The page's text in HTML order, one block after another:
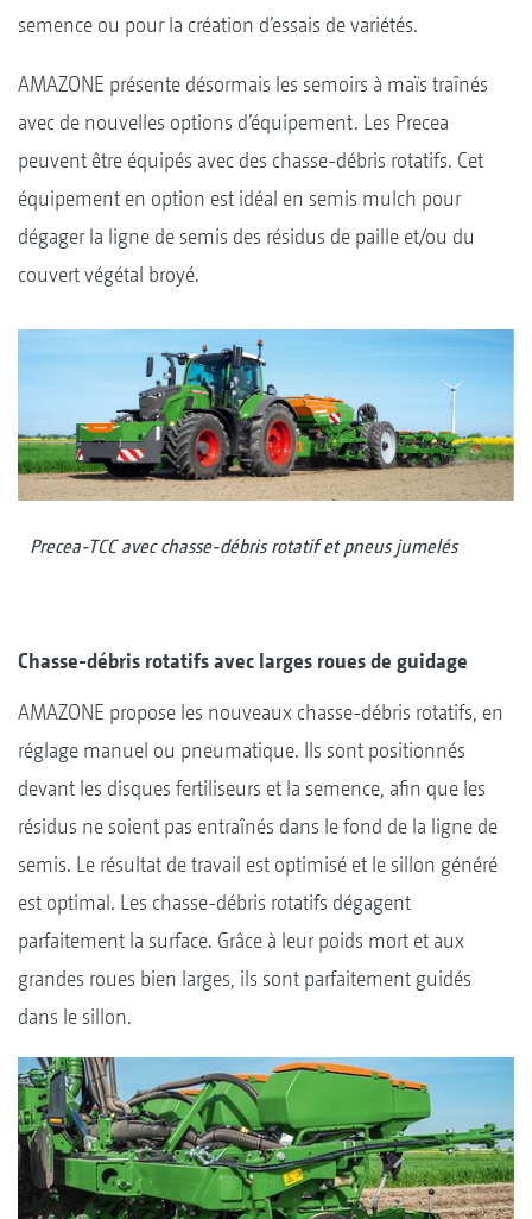
semence ou pour la création d’essais de variétés.
AMAZONE présente désormais les semoirs à maïs traînés
avec de nouvelles options d’équipement. Les Precea
peuvent être équipés avec des chasse-débris rotatifs. Cet
équipement en option est idéal en semis mulch pour
dégager la ligne de semis des résidus de paille et/ou du
couvert végétal broyé.
Precea-TCC avec chasse-débris rotatif et pneus jumelés
Chasse-débris rotatifs avec larges roues de guidage
AMAZONE propose les nouveaux chasse-débris rotatifs, en
réglage manuel ou pneumatique. Ils sont positionnés
devant les disques fertiliseurs et la semence, afin que les
résidus ne soient pas entraînés dans le fond de la ligne de
semis. Le résultat de travail est optimisé et le sillon généré
est optimal. Les chasse-débris rotatifs dégagent
parfaitement la surface. Grâce à leur poids mort et aux
grandes roues bien larges, ils sont parfaitement guidés
dans le sillon.